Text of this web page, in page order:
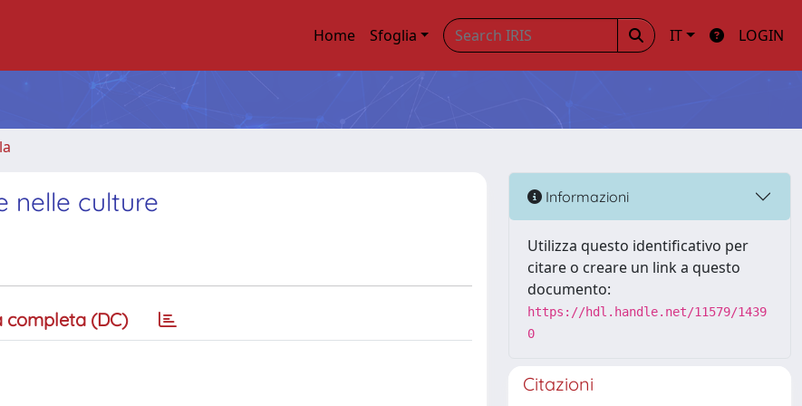
Home Sfoglia IT LOGIN
nelle culture
completa (DC)
Informazioni
Utilizza questo identificativo per
citare o creare un link a questo
documento:
https://hdl.handle.net/11579/1439
0
Citazioni